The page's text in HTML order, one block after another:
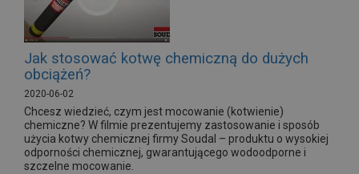
Jak stosować kotwę chemiczną do dużych
obciążeń?
2020-06-02
Chcesz wiedzieć, czym jest mocowanie (kotwienie)
chemiczne? W filmie prezentujemy zastosowanie i sposób
użycia kotwy chemicznej firmy Soudal – produktu o wysokiej
odporności chemicznej, gwarantującego wodoodporne i
szczelne mocowanie.